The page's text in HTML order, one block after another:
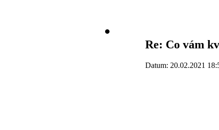
Re: Co vám
Datum: 20.02.2021